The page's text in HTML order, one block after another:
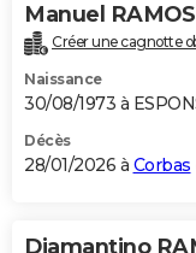
Manuel RAMOS
Créer une cagnotte
Naissance
30/08/1973 à
Décès
28/01/2026 à Corbas
Diamantino